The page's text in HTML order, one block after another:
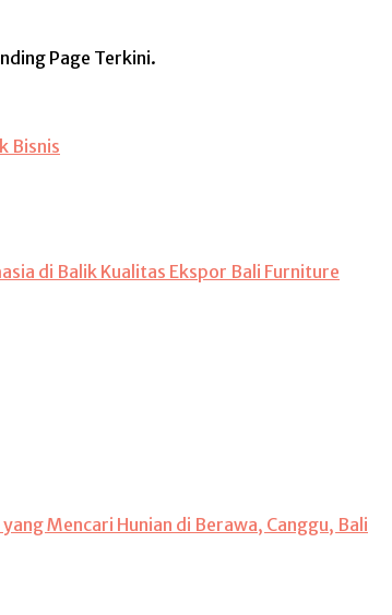
Page Terkini.
Bisnis
di Balik Kualitas Ekspor Bali Furniture
Mencari Hunian di Berawa, Canggu, Bali